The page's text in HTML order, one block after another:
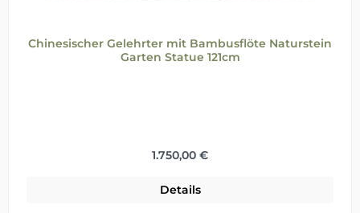
Chinesischer Gelehrter mit Bambusflöte Naturstein
Garten Statue 121cm
Regulärer Preis:
1.750,00 €
Details